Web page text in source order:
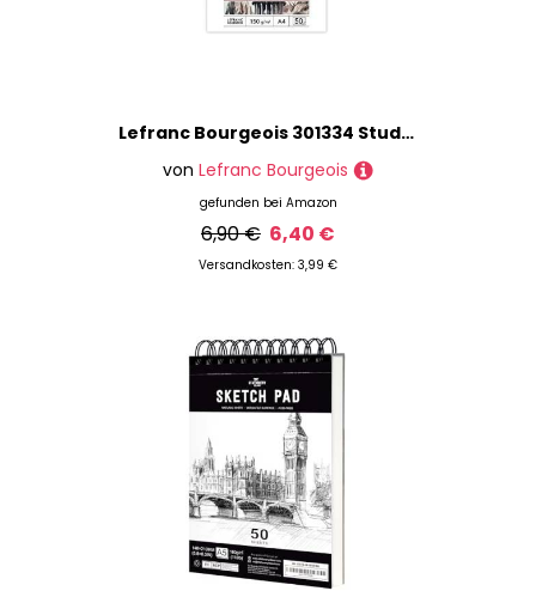
Lefranc Bourgeois 301334 Studio Zeichenblock 50 Blatt - A4, gebunden,150 g/m², feinkörnige Oberfläche zum Zeichnen mit Bleistiften, Kreide, Kohle und anderen Trockentechniken
von Lefranc Bourgeois
gefunden bei Amazon
6,90 € 6,40 €
Versandkosten: 3,99 €